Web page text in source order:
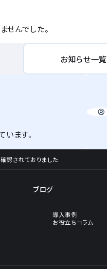
んでした。
お知らせ一覧
ます。
されておりました
ブログ
導入事例
お役立ちコラム